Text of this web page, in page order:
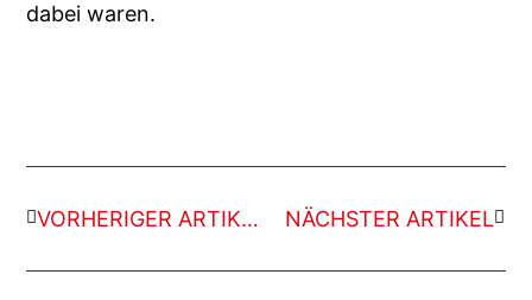
dabei waren.
VORHERIGER ARTIKEL NÄCHSTER ARTIKEL